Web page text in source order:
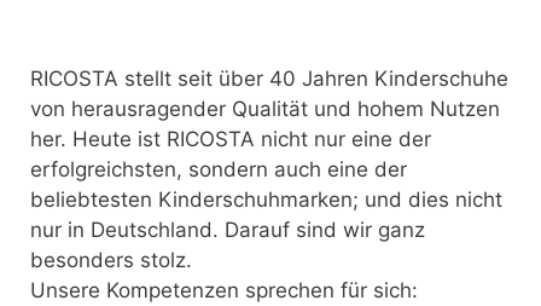
RICOSTA stellt seit über 40 Jahren Kinderschuhe
von herausragender Qualität und hohem Nutzen
her. Heute ist RICOSTA nicht nur eine der
erfolgreichsten, sondern auch eine der
beliebtesten Kinderschuhmarken; und dies nicht
nur in Deutschland. Darauf sind wir ganz
besonders stolz.
Unsere Kompetenzen sprechen für sich: